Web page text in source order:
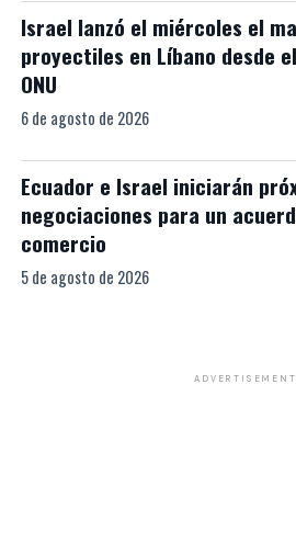
Israel lanzó el miércoles el
proyectiles en Líbano desde
ONU
6 de agosto de 2026
Ecuador e Israel iniciarán
negociaciones para un
comercio
5 de agosto de 2026
ADVERTISEMENT